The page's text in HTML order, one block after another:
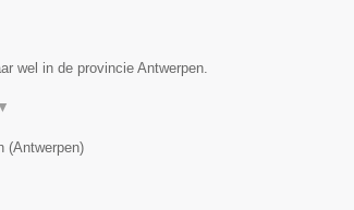
wel in de provincie Antwerpen.
▼
(Antwerpen)